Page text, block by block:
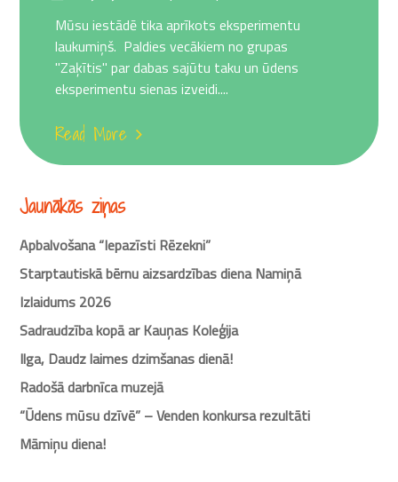
Mūsu iestādē tika aprīkots eksperimentu
laukumiņš. Paldies vecākiem no grupas
"Zaķītis" par dabas sajūtu taku un ūdens
eksperimentu sienas izveidi....
Read More
Jaunākās ziņas
Apbalvošana “Iepazīsti Rēzekni”
Starptautiskā bērnu aizsardzības diena Namiņā
Izlaidums 2026
Sadraudzība kopā ar Kauņas Koleģija
Ilga, Daudz laimes dzimšanas dienā!
Radošā darbnīca muzejā
“Ūdens mūsu dzīvē” – Venden konkursa rezultāti
Māmiņu diena!